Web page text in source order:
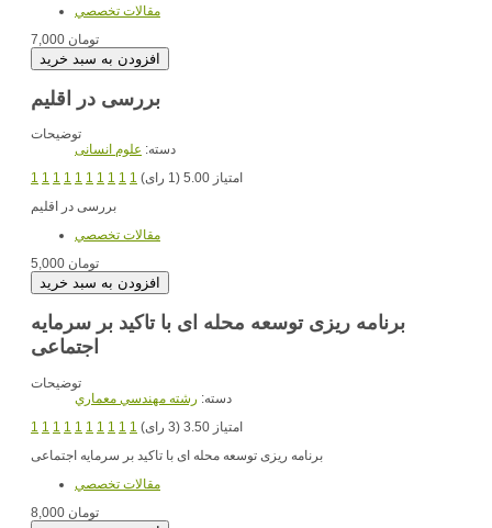
مقالات تخصصي
7,000 تومان
بررسی در اقلیم
توضیحات
دسته: علوم انسانی
1 1 1 1 1 1 1 1 1 1
امتیاز 5.00 (1 رای)
بررسی در اقلیم
مقالات تخصصي
5,000 تومان
برنامه ریزی توسعه محله ای با تاکید بر سرمایه
اجتماعی
توضیحات
دسته: رشته مهندسي معماري
1 1 1 1 1 1 1 1 1 1
امتیاز 3.50 (3 رای)
برنامه ریزی توسعه محله ای با تاکید بر سرمایه اجتماعی
مقالات تخصصي
8,000 تومان